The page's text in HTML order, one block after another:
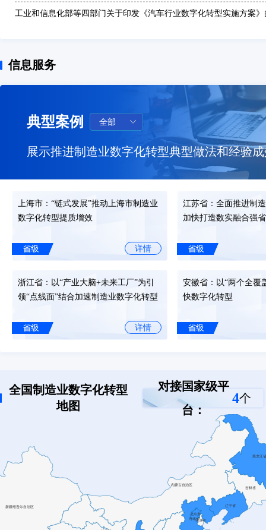
工业和信息化部等四部门关于印发《汽车行业数字化转型实施方案
案“揭榜挂帅”项目名单的通知
发布时间: 2025-12-26
发布时间: 2025-12-25
工业和信息化部办公厅关于进一步加快制造业中试平台体系化布局
发布时间: 2025-11-11
工业和信息化部办公厅关于印发《场景化、图谱化推进重点行业数
《关于金融支持新型工业化的指导意见》
工业和信息化部等八部门关于印发《机械工业数字化转型实施方案
六部门关于开展2025年度智能工厂梯度培育行动的通知
发布时间: 2025-06-19
工业和信息化部等六部门关于印发《纺织工业数字化转型实施方案
工业和信息化部等六部门关于印发《纺织工业数字化转型实施方案
发布时间: 2025-06-17
工业和信息化部办公厅印发《关于深入推进工业和信息化绿色低碳
方案》的通知
发布时间: 2025-06-13
信息服务
典型案例
展示推进制造业数字化转型典型做法和经验
上海市：“链式发展”推动上海市制造业
数字化转型提质增效
详情
江苏省：全面推进制
加快打造数实融合强省
浙江省：以“产业大脑+未来工厂”为引
领“点线面”结合加速制造业数字化转型
详情
安徽省：以“两个全覆
快数字化转型
详情
东样板”
推动制造业数字化转型
重庆市：以实数融合
逐“智”而行
四川省：“三位一体”优化政策服务体
北京市顺义区：开展
全国制造业数字化转型
地图
对接国家级平
台：
4个